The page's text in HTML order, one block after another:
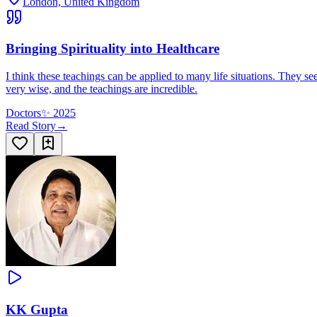
Bringing Spirituality into Healthcare
I think these teachings can be applied to many life situations. They
very wise, and the teachings are incredible.
Doctors✨ 2025
Read Story→
KK Gupta